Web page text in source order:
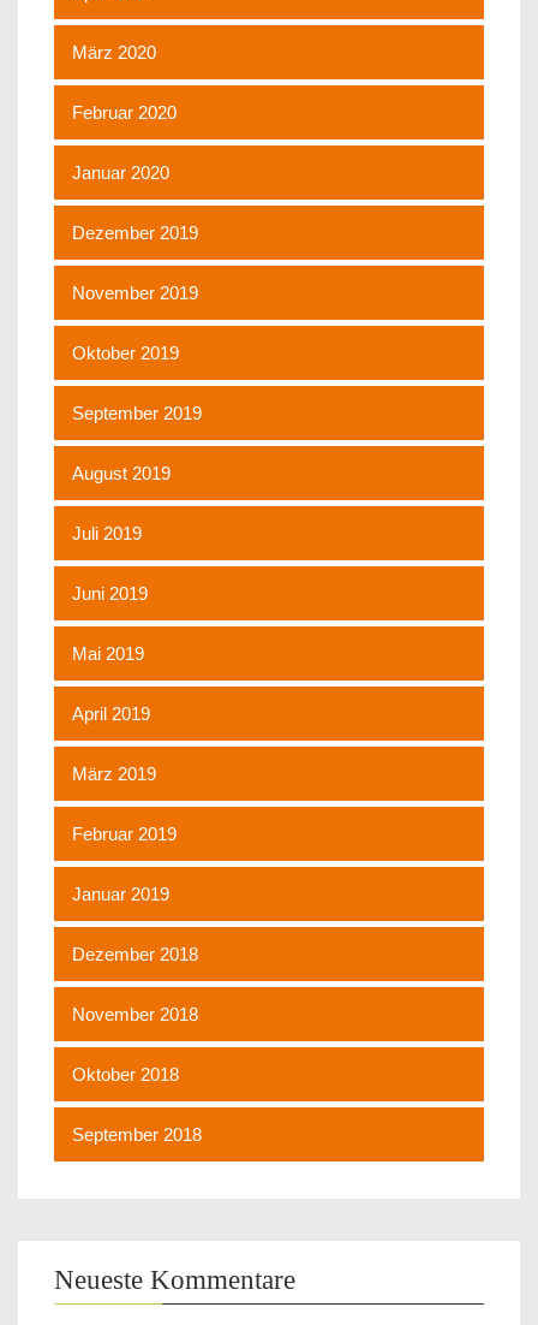
März 2020
Februar 2020
Januar 2020
Dezember 2019
November 2019
Oktober 2019
September 2019
August 2019
Juli 2019
Juni 2019
Mai 2019
April 2019
März 2019
Februar 2019
Januar 2019
Dezember 2018
November 2018
Oktober 2018
September 2018
Neueste Kommentare